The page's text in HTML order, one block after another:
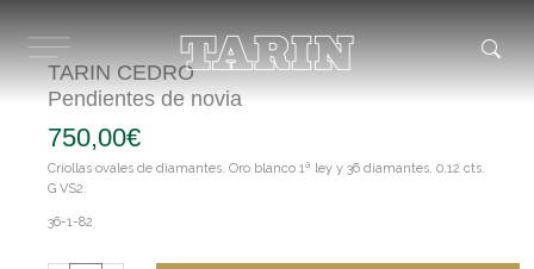
contenido
TARIN CEDRO
Pendientes de novia
750,00€
Criollas ovales de diamantes. Oro blanco 1ª ley y 36 diamantes. 0.12 cts.
G VS2.
36-1-82